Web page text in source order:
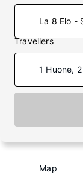
La 8 Elo -
Travellers
1 Huone,
Map